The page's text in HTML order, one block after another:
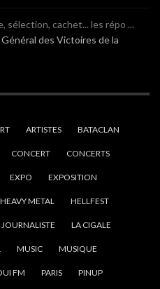
sélection, cachet... les répo ...
des Victoires de la
ARTISTES BATACLAN
CONCERT CONCERTS
EXPO EXPOSITION
HEAVY METAL HELLFEST
JOURNALISTE LA CIGALE
MUSIC MUSIQUE
FM PARIS PINUP